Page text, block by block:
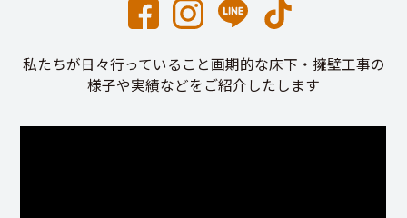
私たちが日々行っていること画期的な床下・擁壁工事の
様子や実績などをご紹介したします